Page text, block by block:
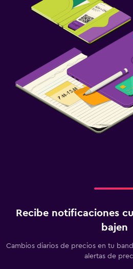
Salud y seguridad
Limpieza diaria
Botiquín de primeros auxilios
Cámaras CCTV en zonas comunes
Cámaras CCTV en el exterior
Alberca y spa
Bañera de hidromasaje
Recibe notificaciones
bajen
Cambios diarios de precios en tu
alertas de